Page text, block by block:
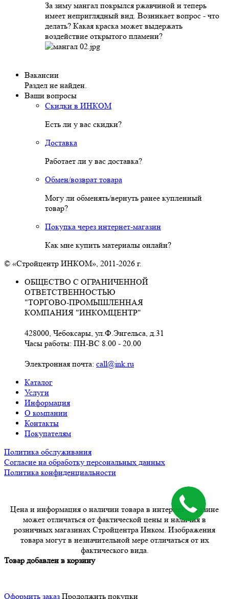
За зиму мангал покрылся ржавчиной и теперь
имеет неприглядный вид. Возникает вопрос - что
делать? Какая краска может выдержать
воздействие открытого пламени?
Вакансии
Раздел не найден.
Ваши вопросы
Скидки в ИНКОМ
Есть ли у вас скидки?
Доставка
Работает ли у вас доставка?
Обмен/возврат товара
Могу ли обменять/вернуть ранее купленный
товар?
Покупка через интернет-магазин
Как мне купить материалы онлайн?
© «Стройцентр ИНКОМ», 2011-2026 г.
ОБЩЕСТВО С ОГРАНИЧЕННОЙ
ОТВЕТСТВЕННОСТЬЮ
"ТОРГОВО-ПРОМЫШЛЕННАЯ
КОМПАНИЯ "ИНКОМЦЕНТР"
428000, Чебоксары, ул.Ф.Энгельса, д.31
Часы работы: ПН-ВС 8.00 - 20.00
Электронная почта: call@ink.ru
Каталог
Услуги
Информация
О компании
Контакты
Покупателям
Политика обслуживания
Согласие на обработку персональных данных
Политика конфиденциальности
Цена и информация о наличии товара в интернет-магазине
может отличаться от фактической цены и наличия в
розничных магазинах Стройцентра Инком. Изображения
товара могут в незначительной мере отличаться от их
фактического вида.
Товар добавлен в корзину
Оформить заказ Продолжить покупки